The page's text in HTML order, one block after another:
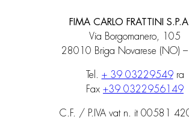
FIMA CARLO FRATTINI
Via Borgomanero, 105
28010 Briga Novarese (NO) –
Tel. + 39 03229549ra
Fax +39 0322956149
C.F. / P.IVA vat n. it 00581